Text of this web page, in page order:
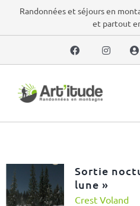
PasserRandonnées et séjours en
et partout
Sortie
lune »
Crest Voland